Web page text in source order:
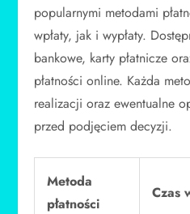
popularnymi metodami
wpłaty, jak i wypłaty.
bankowe, karty płatnicze
płatności online. Każda
realizacji oraz ewentualne
przed podjęciem decyzji.
Metoda
płatności
Czas